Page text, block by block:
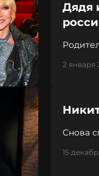
Дядя
2 января
Снова
15